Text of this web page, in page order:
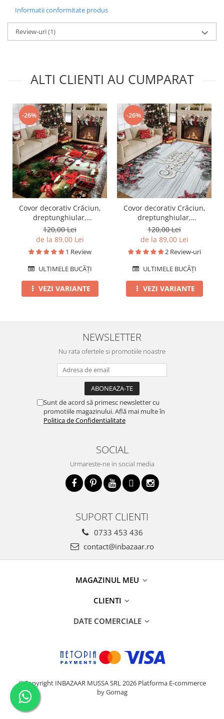
Informatii conformitate produs
Review-uri(1)
ALTI CLIENTI AU CUMPARAT
-26%
Covor decorativ Crăciun,
dreptunghiular,
antiderapant, 120x180 cm,
CCD112
120,00 Lei
de la 89,00 Lei
1 Review
ULTIMELE BUCĂȚI
VEZI VARIANTE
-26%
Covor decorativ Crăciun,
dreptunghiular,
antiderapant, diverse
mărimi, CCD105
120,00 Lei
de la 89,00 Lei
2 Review-uri
ULTIMELE BUCĂȚI
VEZI VARIANTE
NEWSLETTER
Nu rata ofertele si promotiile noastre
Sunt de acord să primesc newsletter cu
promotiile magazinului. Află mai multe în
Politica de Confidentialitate
SOCIAL
Urmareste-ne in social media
SUPORT CLIENTI
0733 453 436
contact@inbazaar.ro
MAGAZINUL MEU
CLIENTI
DATE COMERCIALE
©Copyright INBAZAAR MUSSA SRL 2026 Platforma E-commerce
by Gomag